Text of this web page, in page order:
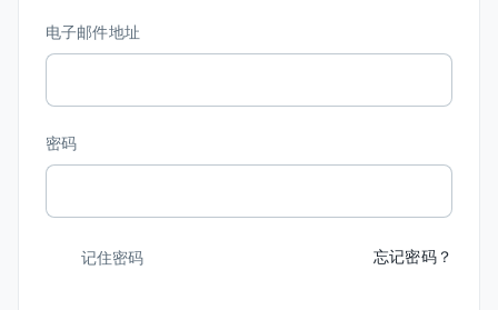
电子邮件地址
密码
记住密码 忘记密码？